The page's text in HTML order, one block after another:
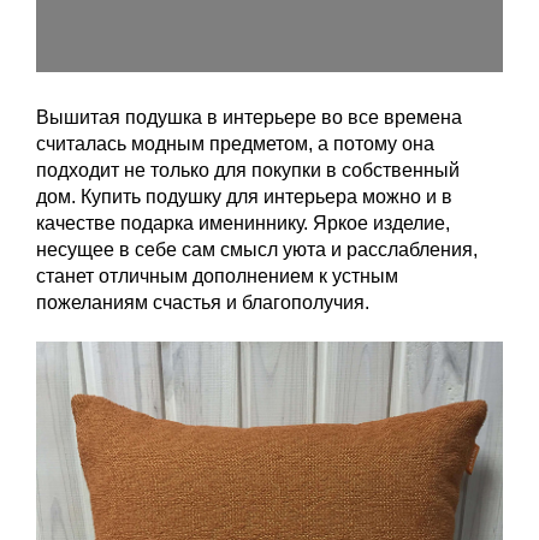
Вышитая подушка в интерьере во все времена
считалась модным предметом, а потому она
подходит не только для покупки в собственный
дом. Купить подушку для интерьера можно и в
качестве подарка имениннику. Яркое изделие,
несущее в себе сам смысл уюта и расслабления,
станет отличным дополнением к устным
пожеланиям счастья и благополучия.